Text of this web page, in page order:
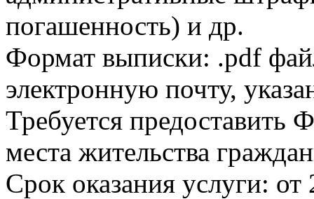
погашенность) и др.
Формат выписки: .pdf
электронную почту,
Требуется
места жительства
Срок оказания услуги: от